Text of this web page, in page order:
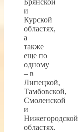
и
Курской
областях,
а
также
еще по
одному
– в
Липецкой,
Тамбовской,
Смоленской
и
Нижегородской
областях.